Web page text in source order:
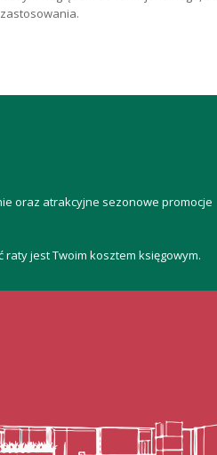
oraz atrakcyjne sezonowe promocje
raty jest Twoim kosztem księgowym.